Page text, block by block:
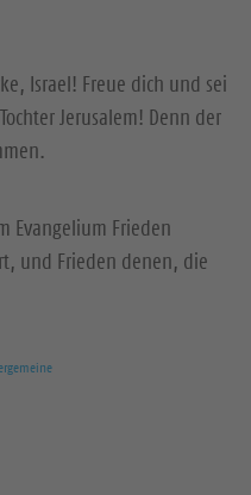
Israel! Freue dich und sei
Jerusalem! Denn der
Evangelium Frieden
und Frieden denen, die